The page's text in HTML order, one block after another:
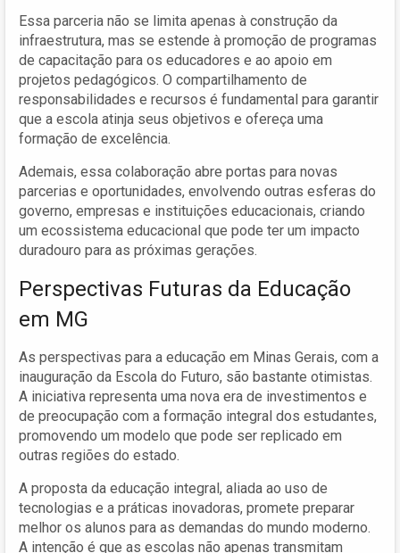
Essa parceria não se limita apenas à construção da
infraestrutura, mas se estende à promoção de programas
de capacitação para os educadores e ao apoio em
projetos pedagógicos. O compartilhamento de
responsabilidades e recursos é fundamental para garantir
que a escola atinja seus objetivos e ofereça uma
formação de excelência.
Ademais, essa colaboração abre portas para novas
parcerias e oportunidades, envolvendo outras esferas do
governo, empresas e instituições educacionais, criando
um ecossistema educacional que pode ter um impacto
duradouro para as próximas gerações.
Perspectivas Futuras da Educação
em MG
As perspectivas para a educação em Minas Gerais, com a
inauguração da Escola do Futuro, são bastante otimistas.
A iniciativa representa uma nova era de investimentos e
de preocupação com a formação integral dos estudantes,
promovendo um modelo que pode ser replicado em
outras regiões do estado.
A proposta da educação integral, aliada ao uso de
tecnologias e a práticas inovadoras, promete preparar
melhor os alunos para as demandas do mundo moderno.
A intenção é que as escolas não apenas transmitam